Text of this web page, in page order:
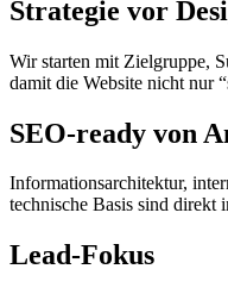
Strategie vor
Wir starten mit Zielgruppe,
damit die Website nicht nur
SEO-ready von
Informationsarchitektur,
technische Basis sind direkt
Lead-Fokus